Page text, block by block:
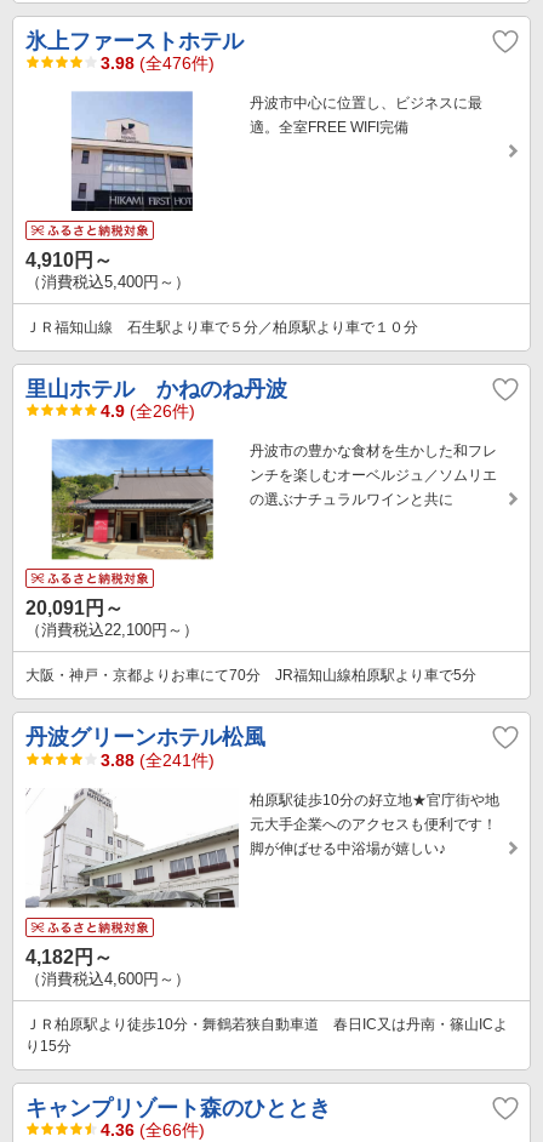
氷上ファーストホテル
3.98 (全476件)
丹波市中心に位置し、ビジネスに最
適。全室FREE WIFI完備
4,910円～
（消費税込5,400円～）
ＪＲ福知山線 石生駅より車で５分／柏原駅より車で１０分
里山ホテル かねのね丹波
4.9 (全26件)
丹波市の豊かな食材を生かした和フレ
ンチを楽しむオーベルジュ／ソムリエ
の選ぶナチュラルワインと共に
20,091円～
（消費税込22,100円～）
大阪・神戸・京都よりお車にて70分 JR福知山線柏原駅より車で5分
丹波グリーンホテル松風
3.88 (全241件)
柏原駅徒歩10分の好立地★官庁街や地
元大手企業へのアクセスも便利です！
脚が伸ばせる中浴場が嬉しい♪
4,182円～
（消費税込4,600円～）
ＪＲ柏原駅より徒歩10分・舞鶴若狭自動車道 春日IC又は丹南・篠山ICよ
り15分
キャンプリゾート森のひととき
4.36 (全66件)